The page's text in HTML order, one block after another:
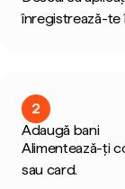
înregistrează-te
2
Adaugă bani
Alimentează-ți
sau card.